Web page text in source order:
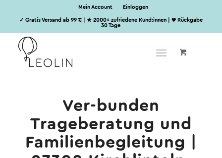
Mein Account Einloggen
✓ Gratis Versand ab 99 € | ★ 2000+ zufriedene Kund:innen | ♥ Rückgabe
30 Tage
Ver-bunden
Trageberatung und
Familienbegleitung |